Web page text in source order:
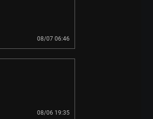
08/07 06:46
08/06 19:35